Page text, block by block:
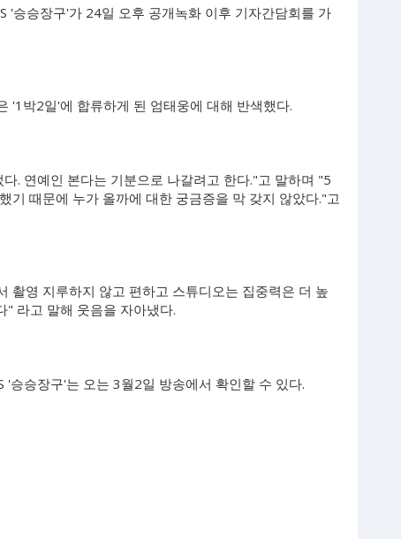
'승승장구'가 24일 오후 공개녹화 이후 기자간담회를 가
'1박2일'에 합류하게 된 엄태웅에 대해 반색했다.
. 연예인 본다는 기분으로 나갈려고 한다."고 말하며 "5
기 때문에 누가 올까에 대한 궁금증을 막 갖지 않았다."고
촬영 지루하지 않고 편하고 스튜디오는 집중력은 더 높
" 라고 말해 웃음을 자아냈다.
승승장구'는 오는 3월2일 방송에서 확인할 수 있다.